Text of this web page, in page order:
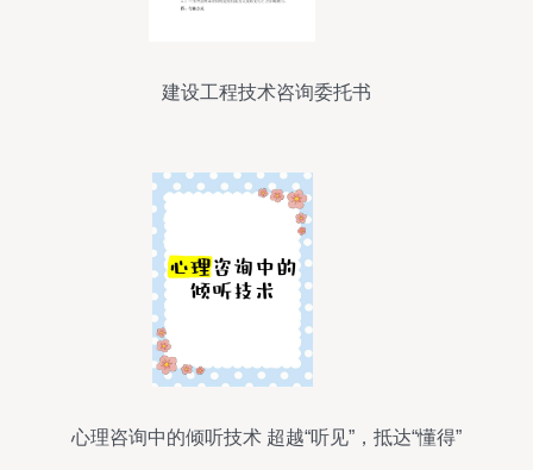
建设工程技术咨询委托书
心理咨询中的倾听技术 超越“听见”，抵达“懂得”